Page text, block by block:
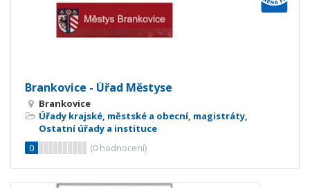
Brankovice - Úřad Městyse
Brankovice
Úřady krajské, městské a obecní, magistráty,
Ostatní úřady a instituce
0
(0 hodnocení)